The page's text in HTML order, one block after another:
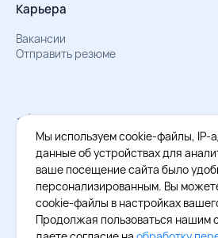
Карьера
Вакансии
Отправить резюме
Мы в Телеграм
Документы об обработке персональных
Охрана труда – результаты СОУТ
Официальное приложение
Cкачайте бесплатное
Мы используем cookie-файлы, IP-
данные об устройствах для
ваше посещение сайта было
персонализированным. Вы
cookie-файлы в настройках
Продолжая пользоваться нашим